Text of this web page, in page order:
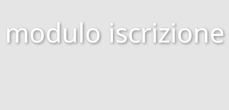
modulo iscrizione